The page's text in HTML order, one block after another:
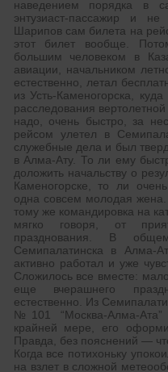
наведением порядка в
энтузиаст-пассажир и
Шарипов сам билета на
этот билет вообще.
большим человеком в
авиации, начальником
естественно, летал
из Усть-Каменогорска,
расследования
надо, очень быстро, за
рейсом улетел в
служебные дела и был
в Алма-Ату. То ли ему
доложить начальству о
Каменогорске, то ли
одна совсем молодая
тому же командировка на
мягко говоря, от
празднования. В
Семипалатинска в Алма-
активно работал и уже
Сложилось все вместе:
еще вчерашнего
естественно. Из
№101 “Москва-Алма-
крайней мере, его
Правда, без пояснений —
Когда все потихоньку
на взлет в сложной